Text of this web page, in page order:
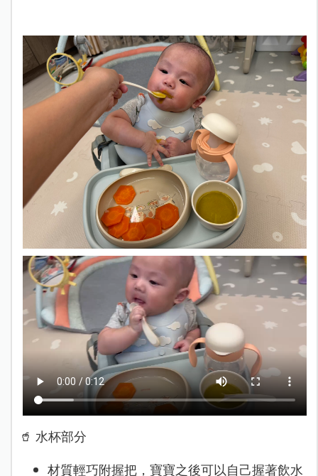
🥤 水杯部分
材質輕巧附握把，寶寶之後可以自己握著飲水